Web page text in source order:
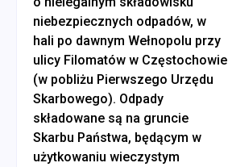
niebezpiecznych odpadów, w
hali po dawnym Wełnopolu przy
ulicy Filomatów w Częstochowie
(w pobliżu Pierwszego Urzędu
Skarbowego). Odpady
składowane są na gruncie
Skarbu Państwa, będącym w
użytkowaniu wieczystym